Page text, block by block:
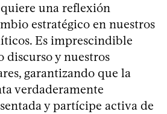
una reflexión
estratégico en nuestros
Es imprescindible
discurso y nuestros
garantizando que la
verdaderamente
y partícipe activa de